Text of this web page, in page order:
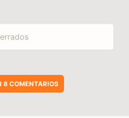
8 COMENTARIOS